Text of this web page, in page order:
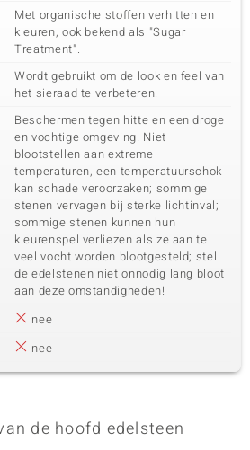
Met organische stoffen verhitten en
kleuren, ook bekend als "Sugar
Treatment".
Wordt gebruikt om de look en feel van
het sieraad te verbeteren.
Beschermen tegen hitte en een droge
en vochtige omgeving! Niet
blootstellen aan extreme
temperaturen, een temperatuurschok
kan schade veroorzaken; sommige
stenen vervagen bij sterke lichtinval;
sommige stenen kunnen hun
kleurenspel verliezen als ze aan te
veel vocht worden blootgesteld; stel
de edelstenen niet onnodig lang bloot
aan deze omstandigheden!
nee
nee
de hoofd edelsteen